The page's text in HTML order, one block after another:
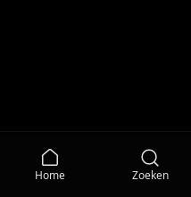
Home Zoeken